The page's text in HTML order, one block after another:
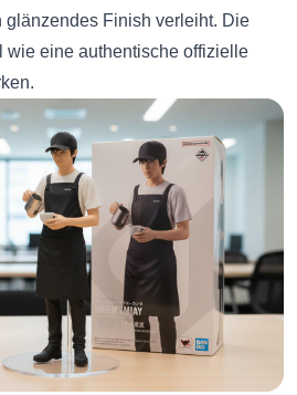
glänzendes Finish verleiht. Die
wie eine authentische offizielle